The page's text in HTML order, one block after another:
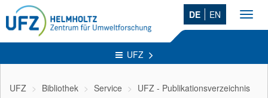
DE EN
UFZ
UFZ Bibliothek Service UFZ - Publikationsverzeichnis